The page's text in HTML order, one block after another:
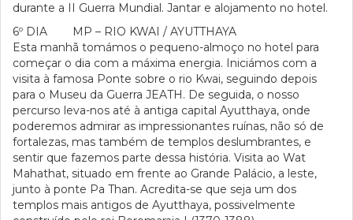
durante a II Guerra Mundial. Jantar e alojamento no hotel.
6º DIA MP – RIO KWAI / AYUTTHAYA
Esta manhã tomámos o pequeno-almoço no hotel para
começar o dia com a máxima energia. Iniciámos com a
visita à famosa Ponte sobre o rio Kwai, seguindo depois
para o Museu da Guerra JEATH. De seguida, o nosso
percurso leva-nos até à antiga capital Ayutthaya, onde
poderemos admirar as impressionantes ruínas, não só de
fortalezas, mas também de templos deslumbrantes, e
sentir que fazemos parte dessa história. Visita ao Wat
Mahathat, situado em frente ao Grande Palácio, a leste,
junto à ponte Pa Than. Acredita-se que seja um dos
templos mais antigos de Ayutthaya, possivelmente